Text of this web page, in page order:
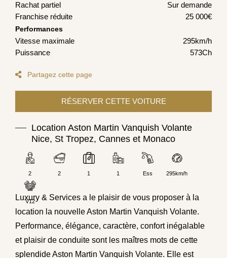
Rachat partiel
Sur demande
Franchise réduite
25 000€
Performances
Vitesse maximale
295km/h
Puissance
573Ch
Partagez cette page
Location Aston Martin Vanquish Volante
Nice, St Tropez, Cannes et Monaco
2 2 1 1 Ess 295km/h
V12
Luxury & Services a le plaisir de vous proposer à la
location la nouvelle Aston Martin Vanquish Volante.
Performance, élégance, caractère, confort inégalable
et plaisir de conduite sont les maîtres mots de cette
splendide Aston Martin Vanquish Volante. Elle est